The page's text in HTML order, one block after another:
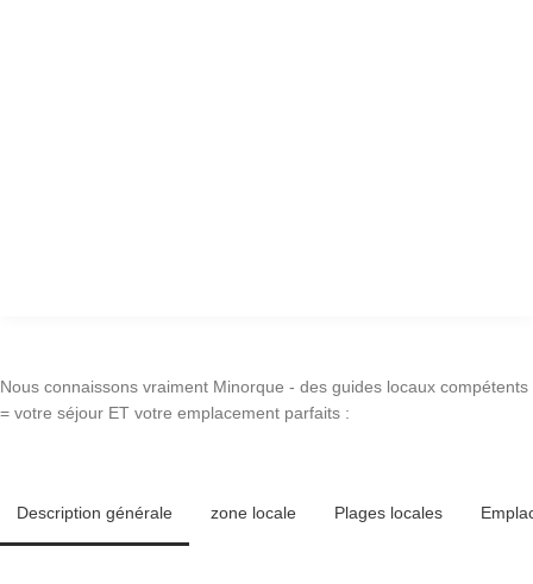
Nous connaissons vraiment Minorque - des guides locaux compétents
= votre séjour ET votre emplacement parfaits :
Description générale zone locale Plages locales